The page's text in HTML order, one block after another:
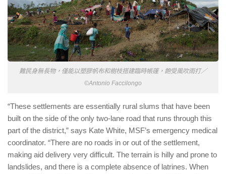
難民身無長物，僅能以塑膠帆布和樹枝搭建臨時帳篷，飽受風吹雨打／
©Antonio Faccilongo
“These settlements are essentially rural slums that have been
built on the side of the only two-lane road that runs through this
part of the district,” says Kate White, MSF’s emergency medical
coordinator. “There are no roads in or out of the settlement,
making aid delivery very difficult. The terrain is hilly and prone to
landslides, and there is a complete absence of latrines. When